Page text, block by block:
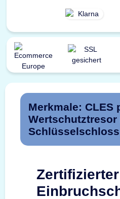
Merkmale: CLES
Wertschutztresor
Schlüsselschloss
Zertifizierter